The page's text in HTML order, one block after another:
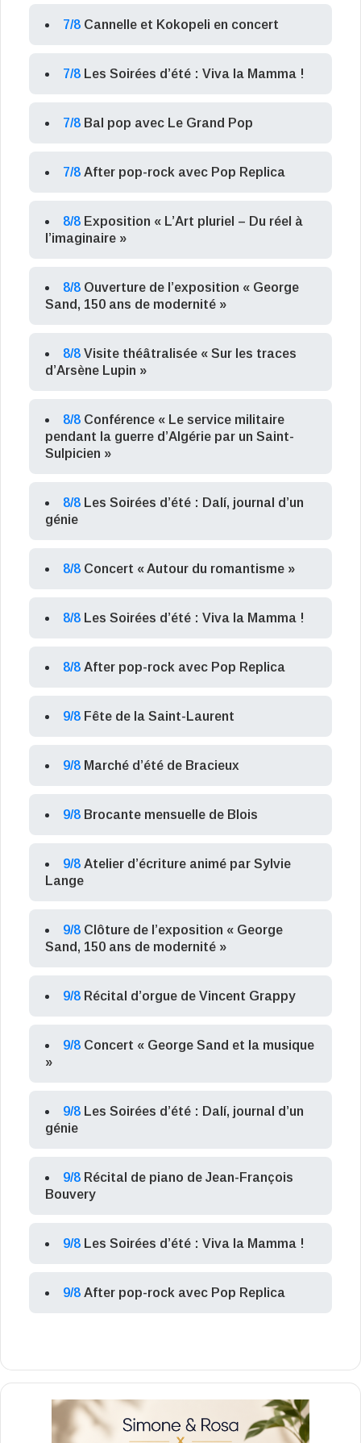
7/8 Cannelle et Kokopeli en concert
7/8 Les Soirées d’été : Viva la Mamma !
7/8 Bal pop avec Le Grand Pop
7/8 After pop-rock avec Pop Replica
8/8 Exposition « L’Art pluriel – Du réel à
l’imaginaire »
8/8 Ouverture de l’exposition « George
Sand, 150 ans de modernité »
8/8 Visite théâtralisée « Sur les traces
d’Arsène Lupin »
8/8 Conférence « Le service militaire
pendant la guerre d’Algérie par un Saint-
Sulpicien »
8/8 Les Soirées d’été : Dalí, journal d’un
génie
8/8 Concert « Autour du romantisme »
8/8 Les Soirées d’été : Viva la Mamma !
8/8 After pop-rock avec Pop Replica
9/8 Fête de la Saint-Laurent
9/8 Marché d’été de Bracieux
9/8 Brocante mensuelle de Blois
9/8 Atelier d’écriture animé par Sylvie
Lange
9/8 Clôture de l’exposition « George
Sand, 150 ans de modernité »
9/8 Récital d’orgue de Vincent Grappy
9/8 Concert « George Sand et la musique
»
9/8 Les Soirées d’été : Dalí, journal d’un
génie
9/8 Récital de piano de Jean-François
Bouvery
9/8 Les Soirées d’été : Viva la Mamma !
9/8 After pop-rock avec Pop Replica